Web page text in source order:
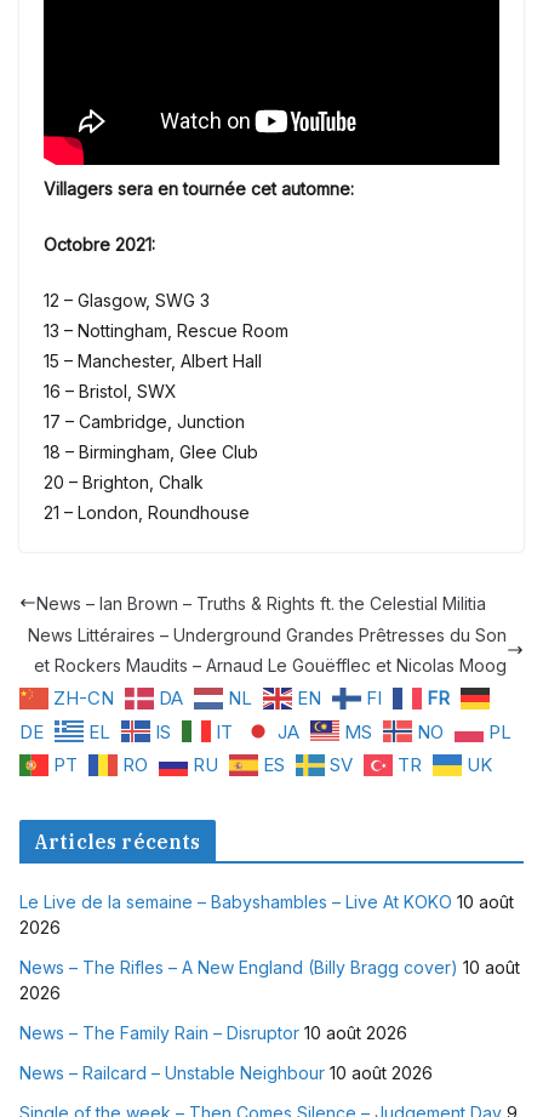
Villagers sera en tournée cet automne:
Octobre 2021:
12 – Glasgow, SWG 3
13 – Nottingham, Rescue Room
15 – Manchester, Albert Hall
16 – Bristol, SWX
17 – Cambridge, Junction
18 – Birmingham, Glee Club
20 – Brighton, Chalk
21 – London, Roundhouse
News – Ian Brown – Truths & Rights ft. the Celestial Militia
News Littéraires – Underground Grandes Prêtresses du Son
et Rockers Maudits – Arnaud Le Gouëfflec et Nicolas Moog
ZH-CN DA NL EN FI
FR
DE
EL IS IT JA MS NO
PL
PT
RO RU ES SV TR UK
Articles récents
Le Live de la semaine – Babyshambles – Live At KOKO 10 août
2026
News – The Rifles – A New England (Billy Bragg cover) 10 août
2026
News – The Family Rain – Disruptor 10 août 2026
News – Railcard – Unstable Neighbour 10 août 2026